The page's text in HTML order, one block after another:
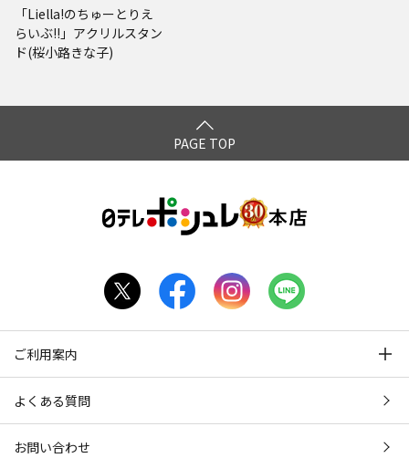
「Liella!のちゅーとりえ
らいぶ!!」アクリルスタン
ド(桜小路きな子)
PAGE TOP
ご利用案内
よくある質問
お問い合わせ